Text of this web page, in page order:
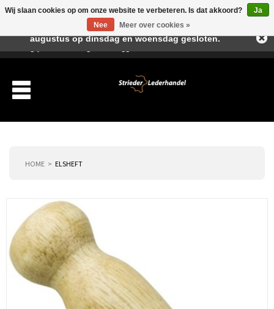
Producten
Over ons
Verzending
Aanbiedingen
HOME ELSHEFT
Wij slaan cookies op om onze website te verbeteren. Is dat akkoord?
Ja
Nee
Meer over cookies »
Beste klant, I.v.m. de vakantieperiode zijn wij in juli en
augustus op dinsdag en woensdag gesloten.